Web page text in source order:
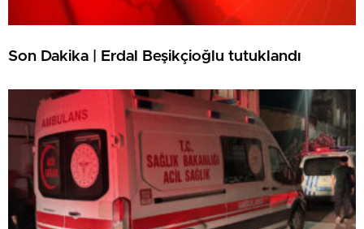
Son Dakika | Erdal Beşikçioğlu tutuklandı